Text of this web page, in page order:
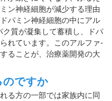
ン神経細胞が減少する理由
パミン神経細胞の中にアル
質が凝集して蓄積し、ドパ
れています。このアルファ-
ることが、治療薬開発の大
のですか
る方の一部では家族内に同